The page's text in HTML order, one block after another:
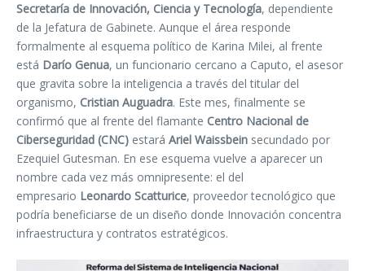
Secretaría de Innovación, Ciencia y Tecnología, dependiente
de la Jefatura de Gabinete. Aunque el área responde
formalmente al esquema político de Karina Milei, al frente
está Darío Genua, un funcionario cercano a Caputo, el asesor
que gravita sobre la inteligencia a través del titular del
organismo, Cristian Auguadra. Este mes, finalmente se
confirmó que al frente del flamante Centro Nacional de
Ciberseguridad (CNC) estará Ariel Waissbein secundado por
Ezequiel Gutesman. En ese esquema vuelve a aparecer un
nombre cada vez más omnipresente: el del
empresario Leonardo Scatturice, proveedor tecnológico que
podría beneficiarse de un diseño donde Innovación concentra
infraestructura y contratos estratégicos.